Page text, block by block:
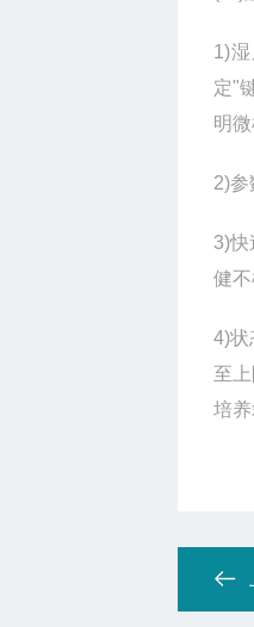
1)
定"
明
2)参
3)快
健
4)状
至
培